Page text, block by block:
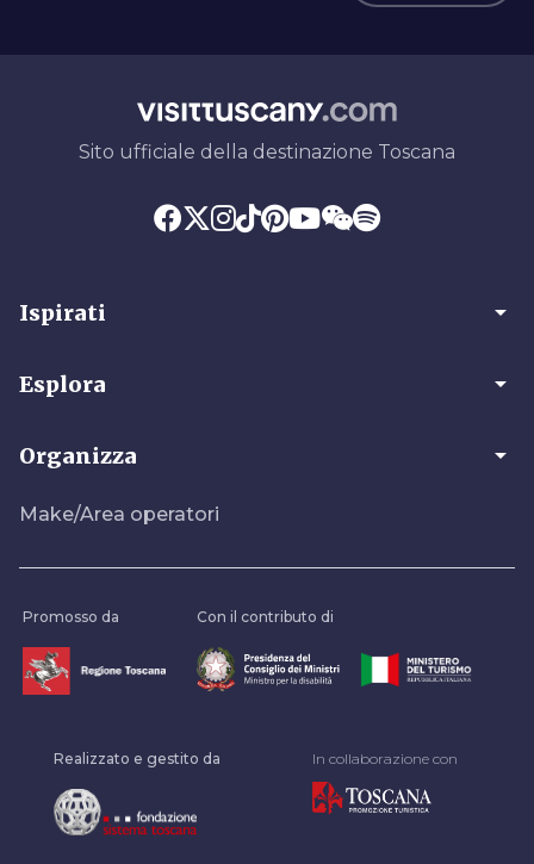
Sito ufficiale della destinazione Toscana
Ispirati arrow_drop_down
Esplora arrow_drop_down
Organizza arrow_drop_down
Make/Area operatori
Promosso da Con il contributo di
Realizzato e gestito da In collaborazione con